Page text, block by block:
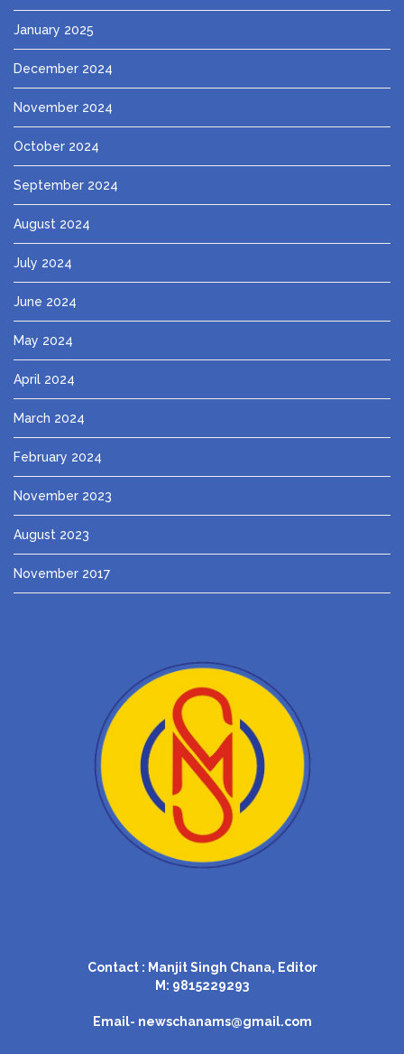
January 2025
December 2024
November 2024
October 2024
September 2024
August 2024
July 2024
June 2024
May 2024
April 2024
March 2024
February 2024
November 2023
August 2023
November 2017
Contact : Manjit Singh Chana, Editor
M: 9815229293
Email- newschanams@gmail.com